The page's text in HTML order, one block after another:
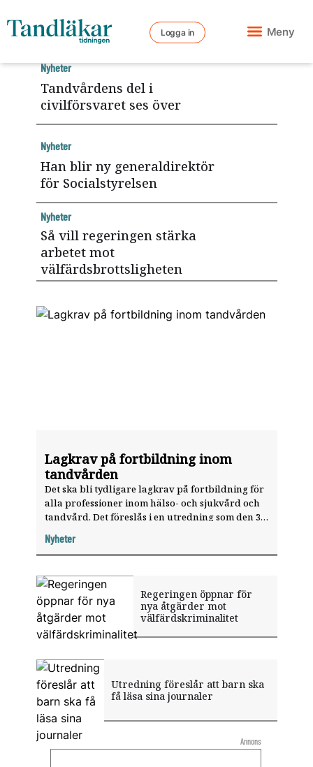
Logga in Meny
Lagkrav på fortbildning inom
tandvården
Det ska bli tydligare lagkrav på fortbildning för
alla professioner inom hälso- och sjukvård och
tandvård. Det föreslås i en utredning som den 3
Nyheter
Tandvårdens del i
civilförsvaret ses över
Nyheter
Han blir ny generaldirektör
för Socialstyrelsen
Nyheter
Så vill regeringen stärka
arbetet mot
välfärdsbrottsligheten
Nyheter
Regeringen öppnar för
nya åtgärder mot
välfärdskriminalitet
Utredning föreslår att barn ska
få läsa sina journaler
Annons